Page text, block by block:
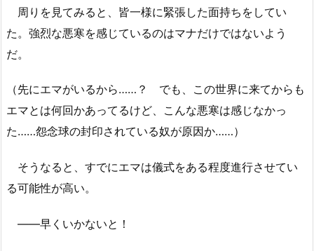
周りを見てみると、皆一様に緊張した面持ちをしてい
た。強烈な悪寒を感じているのはマナだけではないよう
だ。
（先にエマがいるから……？ でも、この世界に来てからも
エマとは何回かあってるけど、こんな悪寒は感じなかっ
た……怨念球の封印されている奴が原因か……）
そうなると、すでにエマは儀式をある程度進行させてい
る可能性が高い。
――早くいかないと！